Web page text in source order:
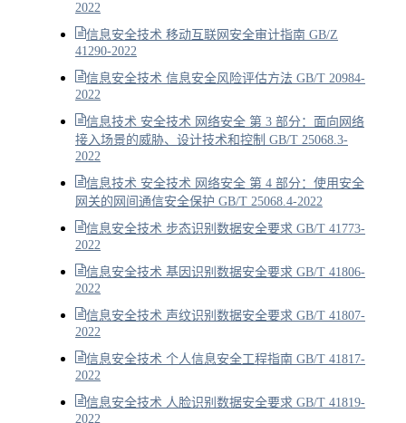
2022
信息安全技术 移动互联网安全审计指南 GB/Z
41290-2022
信息安全技术 信息安全风险评估方法 GB/T 20984-
2022
信息技术 安全技术 网络安全 第 3 部分：面向网络
接入场景的威胁、设计技术和控制 GB/T 25068.3-
2022
信息技术 安全技术 网络安全 第 4 部分：使用安全
网关的网间通信安全保护 GB/T 25068.4-2022
信息安全技术 步态识别数据安全要求 GB/T 41773-
2022
信息安全技术 基因识别数据安全要求 GB/T 41806-
2022
信息安全技术 声纹识别数据安全要求 GB/T 41807-
2022
信息安全技术 个人信息安全工程指南 GB/T 41817-
2022
信息安全技术 人脸识别数据安全要求 GB/T 41819-
2022